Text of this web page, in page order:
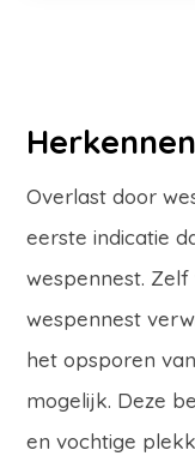
Overlast door
eerste indicatie
wespennest.
wespennest
het opsporen
mogelijk. Deze
en vochtige